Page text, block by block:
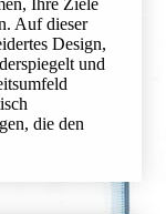
Ihre Ziele
Auf dieser
Design,
und
die den